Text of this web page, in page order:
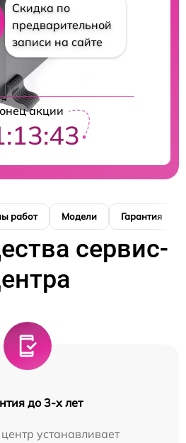
Скидка по
предварительной
записи на сайте
акции
работ Модели Гарантия
сервис-
до 3-х лет
устанавливает